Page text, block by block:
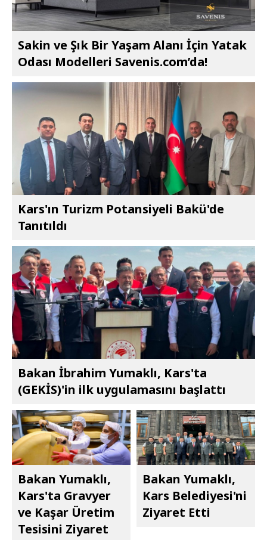
Sakin ve Şık Bir Yaşam Alanı İçin Yatak
Odası Modelleri Savenis.com’da!
Kars'ın Turizm Potansiyeli Bakü'de
Tanıtıldı
Bakan İbrahim Yumaklı, Kars'ta
(GEKİS)'in ilk uygulamasını başlattı
Bakan Yumaklı,
Kars'ta Gravyer
ve Kaşar Üretim
Tesisini Ziyaret
Bakan Yumaklı,
Kars Belediyesi'ni
Ziyaret Etti